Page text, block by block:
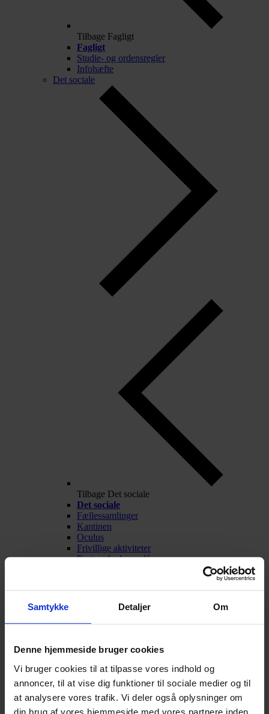
Samtykke Detaljer Om
Denne hjemmeside bruger cookies
Vi bruger cookies til at tilpasse vores indhold og
annoncer, til at vise dig funktioner til sociale medier og til
at analysere vores trafik. Vi deler også oplysninger om
din brug af vores hjemmeside med vores partnere inden
Tilbage Fagligt
Fagligt
Studie- og ordensregler
Infohæfte
Det sociale
Tilbage Det sociale
Det sociale
Fællessamlinger
Kantinen
Oculus
Frivillige aktiviteter
Fest og fredagscafé
Arrangementer
Talentarbejde